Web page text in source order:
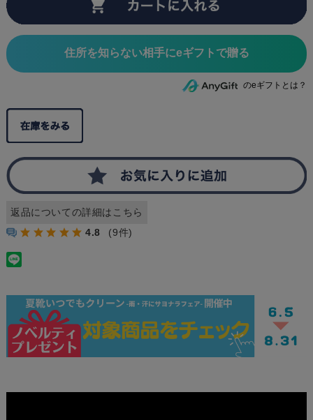
住所を知らない相手にeギフトで贈る
のeギフトとは？
返品についての詳細はこちら
4.8
(9件)